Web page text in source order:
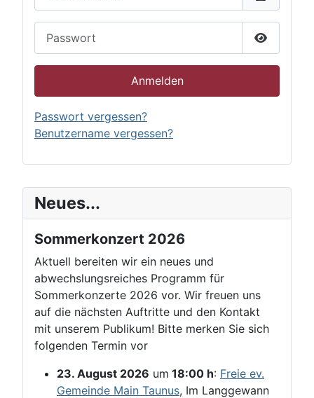
Neues...
Sommerkonzert 2026
Aktuell bereiten wir ein neues und
abwechslungsreiches Programm für
Sommerkonzerte 2026 vor. Wir freuen uns
auf die nächsten Auftritte und den Kontakt
mit unserem Publikum! Bitte merken Sie sich
folgenden Termin vor
23. August 2026 um 18:00 h: Freie ev.
Gemeinde Main Taunus, Im Langgewann
Passwort
Anmelden
Passwort vergessen?
Benutzername vergessen?